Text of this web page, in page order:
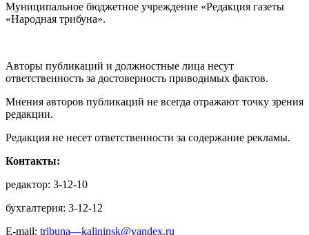
Муниципальное бюджетное учреждение «Редакция газеты
«Народная трибуна».
Авторы публикаций и должностные лица несут
ответственность за достоверность приводимых фактов.
Мнения авторов публикаций не всегда отражают точку зрения
редакции.
Редакция не несет ответственности за содержание рекламы.
Контакты:
редактор: 3-12-10
бухгалтерия: 3-12-12
E-mail: tribuna—kalininsk@yandex.ru